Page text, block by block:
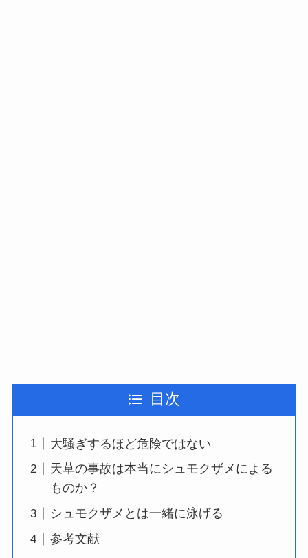
目次
大騒ぎするほど危険ではない
天草の事故は本当にシュモクザメによる
ものか？
シュモクザメとは一緒に泳げる
参考文献